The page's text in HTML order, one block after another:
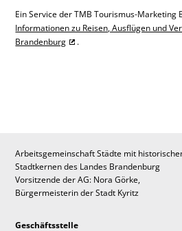
Ein Service der TMB Tourismus-Marketing
Informationen zu Reisen, Ausflügen und
Brandenburg
.
Arbeitsgemeinschaft Städte mit
Stadtkernen des Landes Brandenburg
Vorsitzende der AG: Nora Görke,
Bürgermeisterin der Stadt Kyritz
Geschäftsstelle